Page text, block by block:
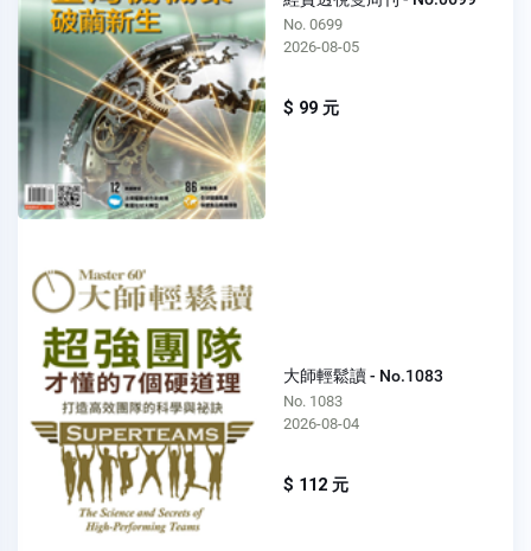
No. 0699
2026-08-05
$ 99 元
大師輕鬆讀 - No.1083
No. 1083
2026-08-04
$ 112 元